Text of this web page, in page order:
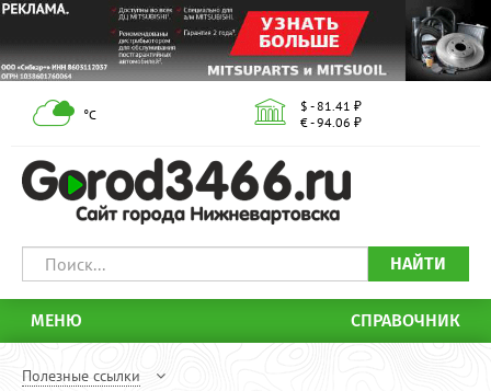
°С
$ - 81.41 ₽
€ - 94.06 ₽
НАЙТИ
МЕНЮ СПРАВОЧНИК
Полезные ссылки